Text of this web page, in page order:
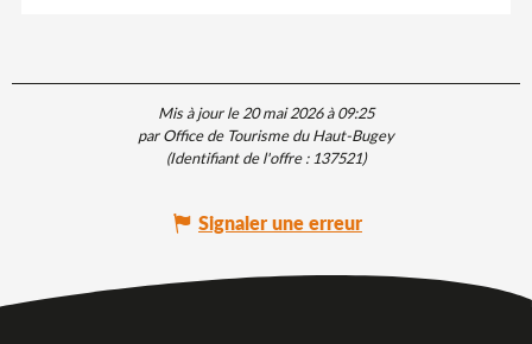
Mis à jour le 20 mai 2026 à 09:25
par Office de Tourisme du Haut-Bugey
(Identifiant de l'offre :137521)
Signaler une erreur